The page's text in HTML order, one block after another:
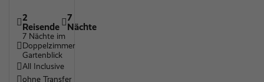
2
Reisende
7
Nächte
7 Nächte im
Doppelzimmer
Gartenblick
All Inclusive
ohne Transfer